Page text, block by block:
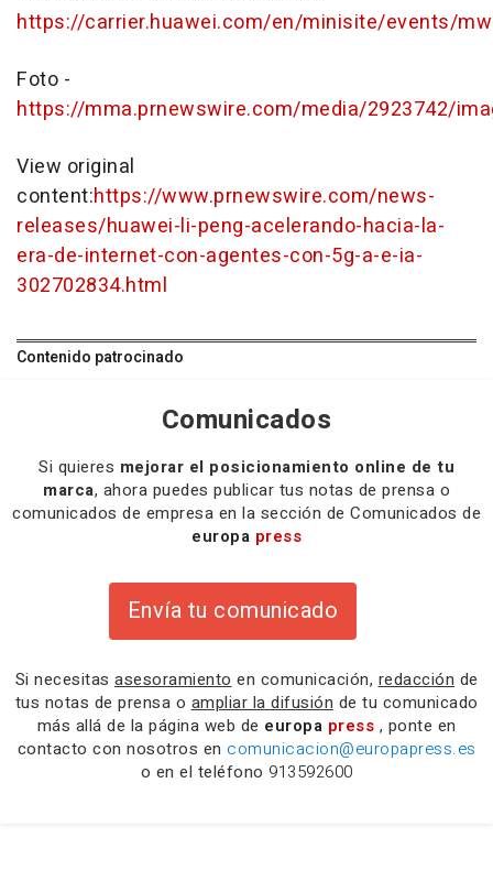
https://carrier.huawei.com/en/minisite/events/
Foto -
https://mma.prnewswire.com/media/2923742/
View original
content:https://www.prnewswire.com/news-
releases/huawei-li-peng-acelerando-hacia-la-
era-de-internet-con-agentes-con-5g-a-e-ia-
302702834.html
Contenido patrocinado
Comunicados
Si quieres mejorar el posicionamiento online de tu
marca, ahora puedes publicar tus notas de prensa o
comunicados de empresa en la sección de Comunicados de
europa press
Envía tu comunicado
Si necesitas asesoramiento en comunicación, redacción de
tus notas de prensa o ampliar la difusión de tu comunicado
más allá de la página web de europa press , ponte en
contacto con nosotros en comunicacion@europapress.es
o en el teléfono 913592600